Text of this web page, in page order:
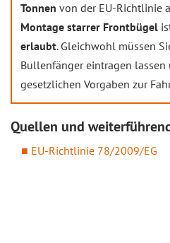
Tonnen von der EU-Richtlinie
Montage starrer Frontbügel
erlaubt. Gleichwohl müssen
Bullenfänger eintragen
gesetzlichen Vorgaben zur
Quellen und
EU-Richtlinie 78/2009/EG